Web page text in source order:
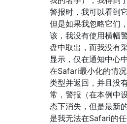
警报时，我可以看到
但是如果我忽略它们
该，我没有使用横幅
盘中取出，而我没有
显示，仅在通知中心
在Safari最小化的情
类型并返回，并且没
常，警报（在本例中
态下消失，但是最新
是我无法在Safari的